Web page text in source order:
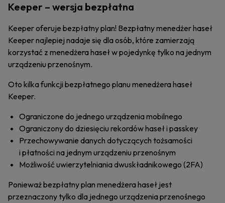
Keeper – wersja bezpłatna
Keeper oferuje bezpłatny plan! Bezpłatny menedżer haseł
Keeper najlepiej nadaje się dla osób, które zamierzają
korzystać z menedżera haseł w pojedynkę tylko na jednym
urządzeniu przenośnym.
Oto kilka funkcji bezpłatnego planu menedżera haseł
Keeper.
Ograniczone do jednego urządzenia mobilnego
Ograniczony do dziesięciu rekordów haseł i passkey
Przechowywanie danych dotyczących tożsamości
i płatności na jednym urządzeniu przenośnym
Możliwość uwierzytelniania dwuskładnikowego (2FA)
Ponieważ bezpłatny plan menedżera haseł jest
przeznaczony tylko dla jednego urządzenia przenośnego